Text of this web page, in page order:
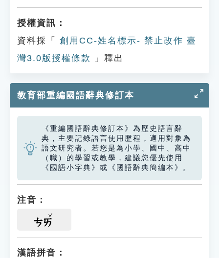
授權資訊：
資料採「
創用CC-姓名標示- 禁止改作 臺
灣3.0版授權條款
」釋出
教育部重編國語辭典修訂本
《重編國語辭典修訂本》為歷史語言辭
典，主要記錄語言使用歷程，適用對象為
語文研究者。若您是為小學、國中、高中
（職）的學習或教學，建議您優先使用
《國語小字典》或《國語辭典簡編本》。
注音：
ㄘㄞ
漢語拼音：